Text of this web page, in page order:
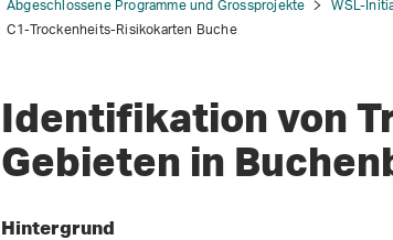
Abgeschlossene Programme und Grossprojekte
WSL-
C1-Trockenheits-Risikokarten Buche
Identifikation von
Gebieten in
Hintergrund